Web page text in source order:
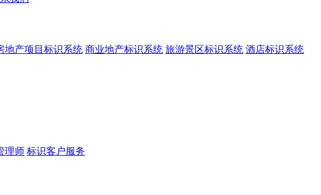
地产项目标识系统 商业地产标识系统 旅游景区标识系统 酒店标识系统
理师 标识客户服务